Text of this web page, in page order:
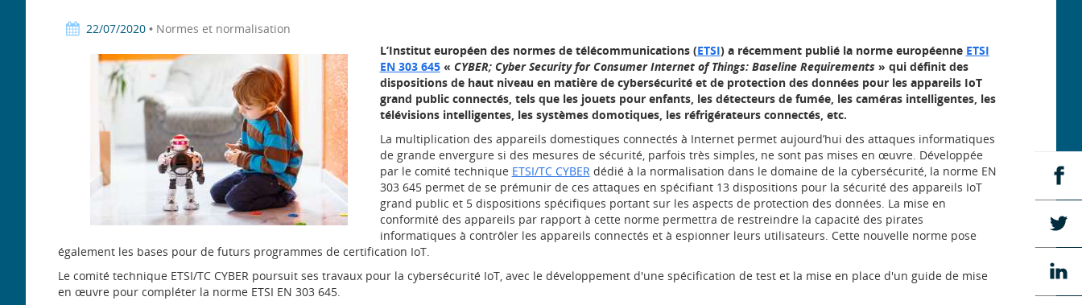
22/07/2020• Normes et normalisation
L’Institut européen des normes de télécommunications (ETSI) a récemment publié la norme européenne ETSI
EN 303 645« CYBER; Cyber Security for Consumer Internet of Things: Baseline Requirements » qui définit des
dispositions de haut niveau en matière de cybersécurité et de protection des données pour les appareils IoT
grand public connectés, tels que les jouets pour enfants, les détecteurs de fumée, les caméras intelligentes, les
télévisions intelligentes, les systèmes domotiques, les réfrigérateurs connectés, etc.
La multiplication des appareils domestiques connectés à Internet permet aujourd’hui des attaques informatiques
de grande envergure si des mesures de sécurité, parfois très simples, ne sont pas mises en œuvre. Développée
par le comité technique ETSI/TC CYBER dédié à la normalisation dans le domaine de la cybersécurité, la norme EN
303 645 permet de se prémunir de ces attaques en spécifiant 13 dispositions pour la sécurité des appareils IoT
grand public et 5 dispositions spécifiques portant sur les aspects de protection des données. La mise en
conformité des appareils par rapport à cette norme permettra de restreindre la capacité des pirates
informatiques à contrôler les appareils connectés et à espionner leurs utilisateurs. Cette nouvelle norme pose
également les bases pour de futurs programmes de certification IoT.
Le comité technique ETSI/TC CYBER poursuit ses travaux pour la cybersécurité IoT, avec le développement d'une spécification de test et la mise en place d'un guide de mise
en œuvre pour compléter la norme ETSI EN 303 645.